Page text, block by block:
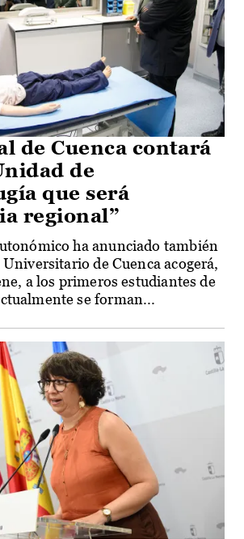
de Cuenca contará
de
que será
regional”
ha anunciado también
de Cuenca acogerá,
a los primeros estudiantes de
se forman...